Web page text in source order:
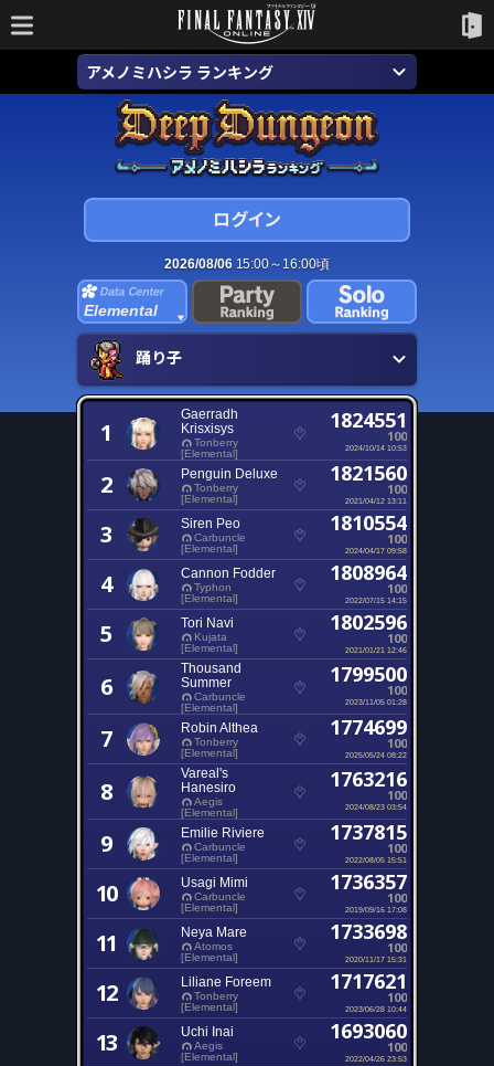
アメノミハシラ ランキング
2026/08/0615:00～16:00頃
Elemental
踊り子
1
Gaerradh
Krisxisys
Tonberry
[Elemental]
1824551
100
2024/10/14 10:53
2 Penguin Deluxe
Tonberry
[Elemental]
1821560
100
2021/04/12 13:11
3 Siren Peo
Carbuncle
[Elemental]
1810554
100
2024/04/17 09:58
4 Cannon Fodder
Typhon
[Elemental]
1808964
100
2022/07/15 14:15
5 Tori Navi
Kujata
[Elemental]
1802596
100
2021/01/21 12:46
6
Thousand
Summer
Carbuncle
[Elemental]
1799500
100
2023/11/05 01:28
7 Robin Althea
Tonberry
[Elemental]
1774699
100
2025/05/24 08:22
8
Vareal's
Hanesiro
Aegis
[Elemental]
1763216
100
2024/08/23 03:54
9 Emilie Riviere
Carbuncle
[Elemental]
1737815
100
2022/08/05 15:51
10 Usagi Mimi
Carbuncle
[Elemental]
1736357
100
2019/09/16 17:08
11 Neya Mare
Atomos
[Elemental]
1733698
100
2020/11/17 15:31
12 Liliane Foreem
Tonberry
[Elemental]
1717621
100
2023/06/28 10:44
13 Uchi Inai
Aegis
[Elemental]
1693060
100
2022/04/26 23:53